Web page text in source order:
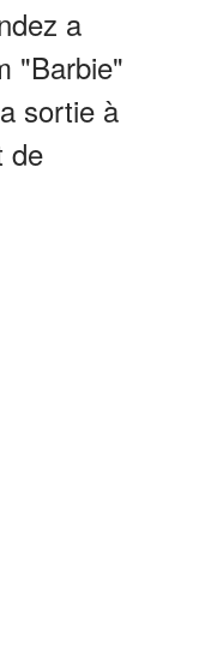
a
"Barbie"
sortie à
de